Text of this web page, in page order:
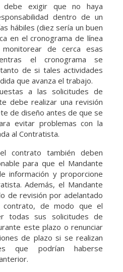
debe exigir que no haya
dentro de un
hábiles (diez sería un buen
en el cronograma de línea
de cerca esas
el cronograma se
de si tales actividades
que avanza el trabajo.
a las solicitudes de
debe realizar una revisión
de diseño antes de que se
evitar problemas con la
al Contratista.
contrato también deben
para que el Mandante
información y proporcione
Además, el Mandante
de revisión por adelantado
de modo que el
todas sus solicitudes de
este plazo o renunciar
de plazo si se realizan
que podrían haberse